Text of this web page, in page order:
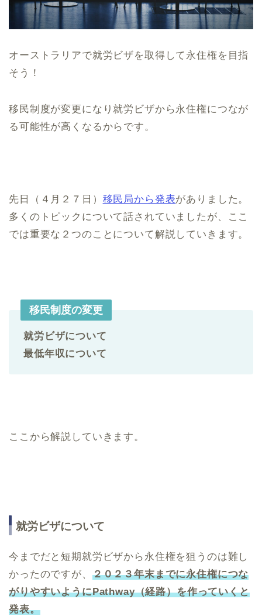
オーストラリアで就労ビザを取得して永住権を目指
そう！
移民制度が変更になり就労ビザから永住権につなが
る可能性が高くなるからです。
先日（４月２７日） 移民局から発表がありました。
多くのトピックについて話されていましたが、ここ
では重要な２つのことについて解説していきます。
移民制度の変更
就労ビザについて
最低年収について
ここから解説していきます。
就労ビザについて
今までだと短期就労ビザから永住権を狙うのは難し
かったのですが、 ２０２３年末までに永住権につな
がりやすいようにPathway（経路）を作っていくと
発表。